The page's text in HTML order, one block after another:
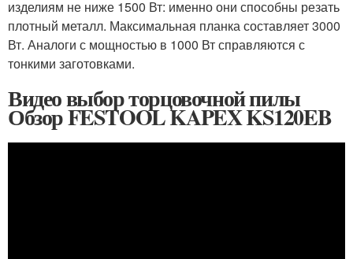
изделиям не ниже 1500 Вт: именно они способны резать
плотный металл. Максимальная планка составляет 3000
Вт. Аналоги с мощностью в 1000 Вт справляются с
тонкими заготовками.
Видео выбор торцовочной пилы
Обзор FESTOOL KAPEX KS120EB